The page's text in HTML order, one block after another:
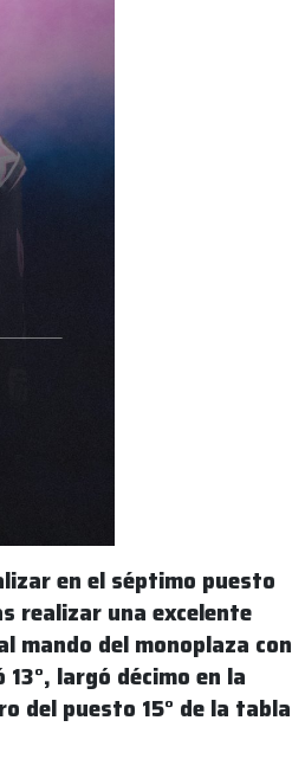
en el séptimo puesto
realizar una excelente
mando del monoplaza con
largó décimo en la
del puesto 15° de la tabla